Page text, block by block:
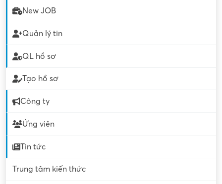
New JOB
Quản lý tin
QL hồ sơ
Tạo hồ sơ
Công ty
Ứng viên
Tin tức
Trung tâm kiến thức